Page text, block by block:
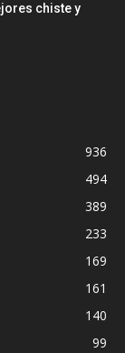
chiste y
936
494
389
233
169
161
140
99